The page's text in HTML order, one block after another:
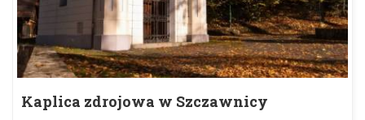
Kaplica zdrojowa w Szczawnicy